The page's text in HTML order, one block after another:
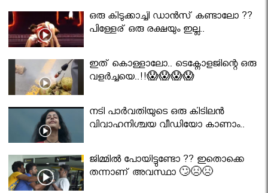
ഒരു കിടുക്കാച്ചി ഡാൻസ് കണ്ടാലോ ??
പിള്ളേര് ഒരു രക്ഷയും ഇല്ല..
ഇത് കൊള്ളാലോ.. ടെക്നോളജിന്റെ ഒരു
വളർച്ചയെ..!!😱😱😱😱
നടി പാർവതിയുടെ ഒരു കിടിലൻ
വിവാഹനിശ്ചയ വീഡിയോ കാണാം..
ജിമ്മിൽ പോയിട്ടുണ്ടോ ?? ഇതൊക്കെ
തന്നാണ് അവസ്ഥാ 🙄😣😣